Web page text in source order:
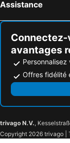
Assistance
avantages
Offres fidélité
trivago N.V.,
Copyright 2026 trivago |